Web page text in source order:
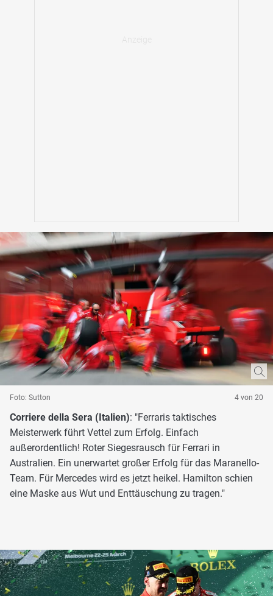
Foto: Sutton 4 von 20
Corriere della Sera (Italien): "Ferraris taktisches
Meisterwerk führt Vettel zum Erfolg. Einfach
außerordentlich! Roter Siegesrausch für Ferrari in
Australien. Ein unerwartet großer Erfolg für das Maranello-
Team. Für Mercedes wird es jetzt heikel. Hamilton schien
eine Maske aus Wut und Enttäuschung zu tragen."